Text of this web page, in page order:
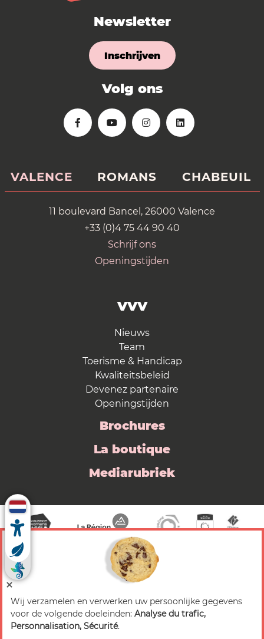
Newsletter
Inschrijven
Volg ons
VALENCE ROMANS CHABEUIL
11 boulevard Bancel, 26000 Valence
+33 (0)4 75 44 90 40
Schrijf ons
Openingstijden
VVV
Nieuws
Team
Toerisme & Handicap
Kwaliteitsbeleid
Devenez partenaire
Openingstijden
Brochures
La boutique
Mediarubriek
© 2026 Valence Romans Tourisme — Alle rechten
voorbehouden
Wij verzamelen en verwerken uw persoonlijke gegevens
voor de volgende doeleinden: Analyse du trafic,
Personnalisation, Sécurité.